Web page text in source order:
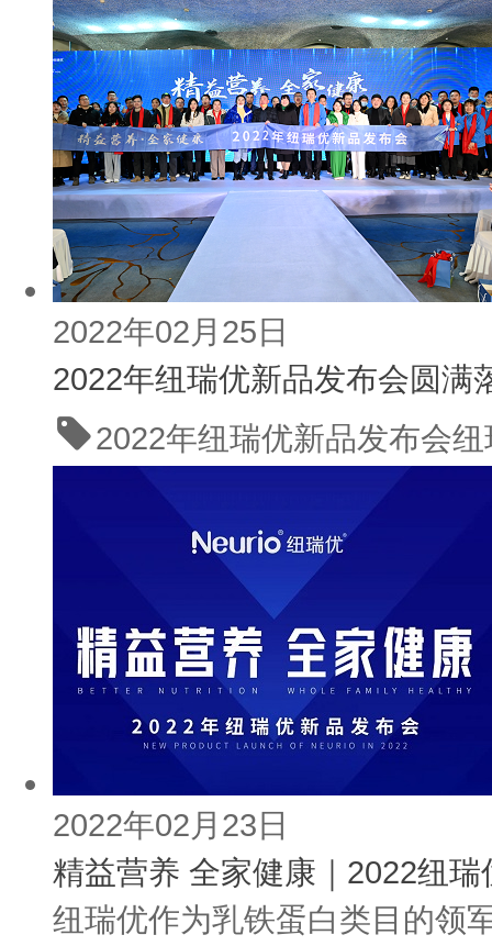
2022年02月25日
2022年纽瑞优新品发布会圆满
2022年纽瑞优新品发布会纽
2022年02月23日
精益营养 全家健康｜2022纽
纽瑞优作为乳铁蛋白类目的领